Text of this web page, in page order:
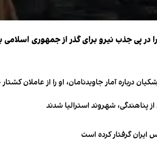
در پی جذب نیرو برای گذر از جمهوری
درباره آمار جاویدنامان، او را از عاملان کشتار
ایران گرفتار کرده است